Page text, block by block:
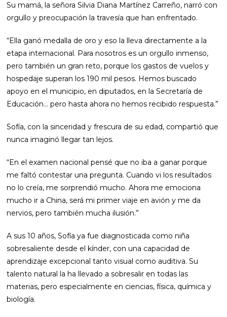
Su mamá, la señora Silvia Diana Martínez Carreño, narró con
orgullo y preocupación la travesía que han enfrentado.
“Ella ganó medalla de oro y eso la lleva directamente a la
etapa internacional. Para nosotros es un orgullo inmenso,
pero también un gran reto, porque los gastos de vuelos y
hospedaje superan los 190 mil pesos. Hemos buscado
apoyo en el municipio, en diputados, en la Secretaría de
Educación… pero hasta ahora no hemos recibido respuesta.”
Sofía, con la sinceridad y frescura de su edad, compartió que
nunca imaginó llegar tan lejos.
“En el examen nacional pensé que no iba a ganar porque
me faltó contestar una pregunta. Cuando vi los resultados
no lo creía, me sorprendió mucho. Ahora me emociona
mucho ir a China, será mi primer viaje en avión y me da
nervios, pero también mucha ilusión.”
A sus 10 años, Sofía ya fue diagnosticada como niña
sobresaliente desde el kínder, con una capacidad de
aprendizaje excepcional tanto visual como auditiva. Su
talento natural la ha llevado a sobresalir en todas las
materias, pero especialmente en ciencias, física, química y
biología.